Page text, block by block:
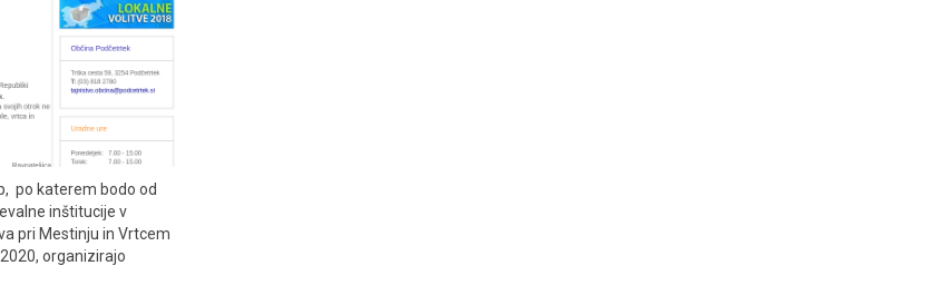
po katerem bodo od
inštitucije v
pri Mestinju in Vrtcem
organizirajo